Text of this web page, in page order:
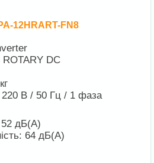
12HRART-FN8
DC
220 В / 50 Гц / 1 фаза
52 дБ(А)
64 дБ(А)